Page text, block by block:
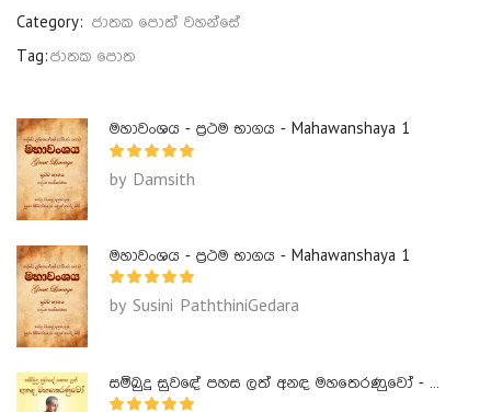
Category: ජාතක පොත් වහන්සේ
Tag:ජාතක පොත
මහාවංශය - ප්‍රථම භාගය - Mahawanshaya 1
by Damsith
මහාවංශය - ප්‍රථම භාගය - Mahawanshaya 1
by Susini PaththiniGedara
සම්බුදු සුවඳේ පහස ලත් අනඳ මහතෙරණුවෝ - Ananda Maha Theranuwo